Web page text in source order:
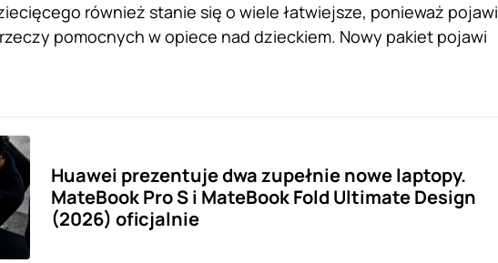
również stanie się o wiele łatwiejsze, ponieważ pojawi
pomocnych w opiece nad dzieckiem. Nowy pakiet pojawi
Huawei prezentuje dwa zupełnie nowe laptopy.
MateBook Pro S i MateBook Fold Ultimate Design
(2026) oficjalnie